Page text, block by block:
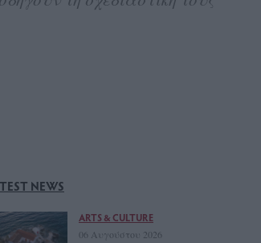
NEWS
ARTS & CULTURE
06 Αυγούστου 2026